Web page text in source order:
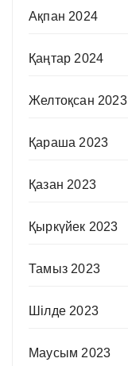
Ақпан 2024
Қаңтар 2024
Желтоқсан 2023
Қараша 2023
Қазан 2023
Қыркүйек 2023
Тамыз 2023
Шілде 2023
Маусым 2023